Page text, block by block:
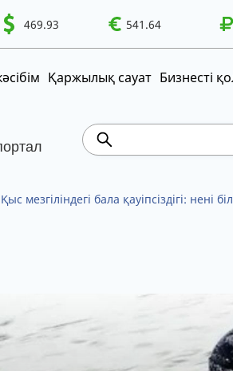
469.93 541.64
WTI 95.99
Қаржылық сауат Бизнесті
Рақмет!
Қыс мезгіліндегі бала қауіпсіздігі: нені